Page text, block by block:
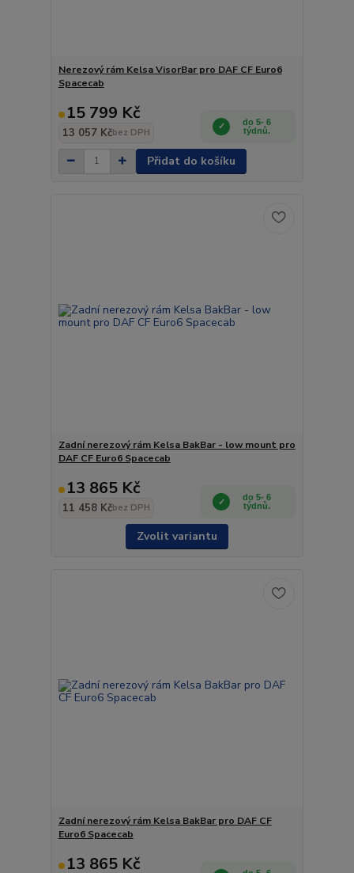
Nerezový rám Kelsa VisorBar pro DAF CF Euro6
Spacecab
15 799 Kč
13 057 Kčbez DPH
do 5- 6
týdnů.
Přidat do košíku
Zadní nerezový rám Kelsa BakBar - low mount pro
DAF CF Euro6 Spacecab
13 865 Kč
11 458 Kčbez DPH
do 5- 6
týdnů.
Zvolit variantu
Zadní nerezový rám Kelsa BakBar pro DAF CF
Euro6 Spacecab
13 865 Kč